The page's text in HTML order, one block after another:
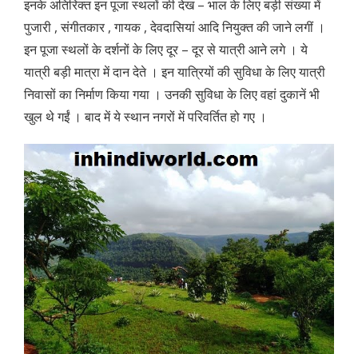
इनके अतिरिक्त इन पूजा स्थलों की देख – भाल के लिए बड़ी संख्या में
पुजारी , संगीतकार , गायक , देवदासियां आदि नियुक्त की जाने लगीं ।
इन पूजा स्थलों के दर्शनों के लिए दूर – दूर से यात्री आने लगे । ये
यात्री बड़ी मात्रा में दान देते । इन यात्रियों की सुविधा के लिए यात्री
निवासों का निर्माण किया गया । उनकी सुविधा के लिए वहां दुकानें भी
खुल थे गईं । बाद में ये स्थान नगरों में परिवर्तित हो गए ।